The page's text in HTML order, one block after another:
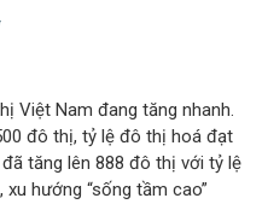
Việt Nam đang tăng nhanh.
đô thị, tỷ lệ đô thị hoá đạt
tăng lên 888 đô thị với tỷ lệ
hướng “sống tầm cao”